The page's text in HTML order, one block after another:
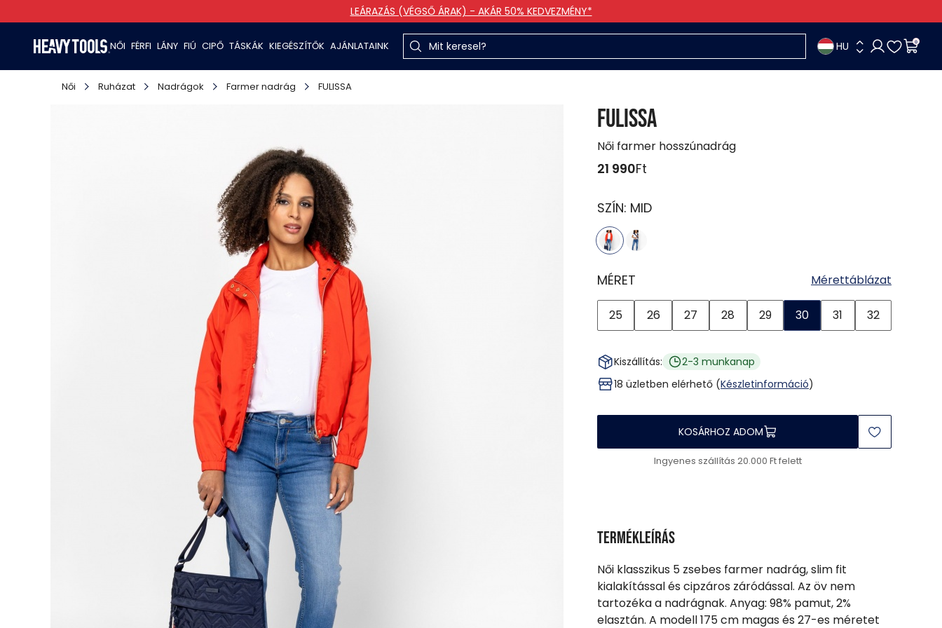
LEÁRAZÁS (VÉGSŐ ÁRAK) - AKÁR 50% KEDVEZMÉNY*
NŐI FÉRFI LÁNY FIÚ CIPŐ TÁSKÁK KIEGÉSZÍTŐK AJÁNLATAINK HU 0
Női Ruházat Nadrágok Farmer nadrág FULISSA
FULISSA
Női farmer hosszúnadrág
21 990Ft
SZÍN: MID
MÉRET Mérettáblázat
25 26 27 28 29 30 31 32
Kiszállítás:
2-3 munkanap
18 üzletben elérhető (Készletinformáció)
KOSÁRHOZ ADOM
Ingyenes szállítás 20.000 Ft felett
Termékleírás
Női klasszikus 5 zsebes farmer nadrág, slim fit
kialakítással és cipzáros záródással. Az öv nem
tartozéka a nadrágnak. Anyag: 98% pamut, 2%
elasztán. A modell 175 cm magas és 27-es méretet